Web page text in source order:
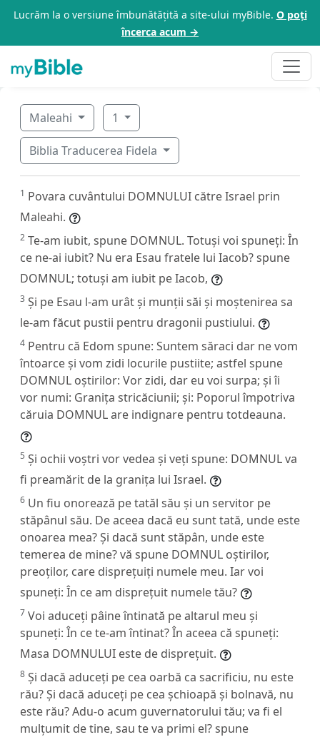
Lucrăm la o versiune îmbunătățită a site-ului myBible. O poți
încerca acum →
Maleahi 1
Biblia Traducerea Fidela
1 Povara cuvântului DOMNULUI către Israel prin
Maleahi.
2 Te-am iubit, spune DOMNUL. Totuși voi spuneți: În
ce ne-ai iubit? Nu era Esau fratele lui Iacob? spune
DOMNUL; totuși am iubit pe Iacob,
3 Și pe Esau l-am urât și munții săi și moștenirea sa
le-am făcut pustii pentru dragonii pustiului.
4 Pentru că Edom spune: Suntem săraci dar ne vom
întoarce și vom zidi locurile pustiite; astfel spune
DOMNUL oștirilor: Vor zidi, dar eu voi surpa; și îi
vor numi: Granița stricăciunii; și: Poporul împotriva
căruia DOMNUL are indignare pentru totdeauna.
5 Și ochii voștri vor vedea și veți spune: DOMNUL va
fi preamărit de la granița lui Israel.
6 Un fiu onorează pe tatăl său și un servitor pe
stăpânul său. De aceea dacă eu sunt tată, unde este
onoarea mea? Și dacă sunt stăpân, unde este
temerea de mine? vă spune DOMNUL oștirilor,
preoților, care disprețuiți numele meu. Iar voi
spuneți: În ce am disprețuit numele tău?
7 Voi aduceți pâine întinată pe altarul meu și
spuneți: În ce te-am întinat? În aceea că spuneți:
Masa DOMNULUI este de disprețuit.
8 Și dacă aduceți pe cea oarbă ca sacrificiu, nu este
rău? Și dacă aduceți pe cea șchioapă și bolnavă, nu
este rău? Adu-o acum guvernatorului tău; va fi el
mulțumit de tine, sau te va primi el? spune